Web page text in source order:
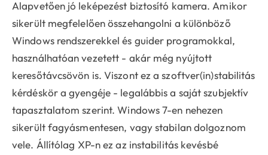
Alapvetően jó leképezést biztosító kamera. Amikor
sikerült megfelelően összehangolni a különböző
Windows rendszerekkel és guider programokkal,
használhatóan vezetett - akár még nyújtott
keresőtávcsövön is. Viszont ez a szoftver(in)stabilitás
kérdéskör a gyengéje - legalábbis a saját szubjektív
tapasztalatom szerint. Windows 7-en nehezen
sikerült fagyásmentesen, vagy stabilan dolgoznom
vele. Állítólag XP-n ez az instabilitás kevésbé